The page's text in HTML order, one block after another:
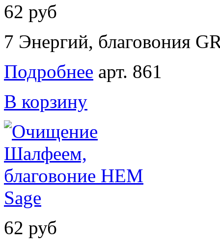
62 руб
7 Энергий, благовония
Подробнее арт. 861
В корзину
62 руб